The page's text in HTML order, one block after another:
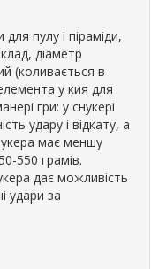
пулу і піраміди,
діаметр
(коливається в
у кия для
гри: у снукері
удару і відкату, а
має меншу
550 грамів.
дає можливість
удари за